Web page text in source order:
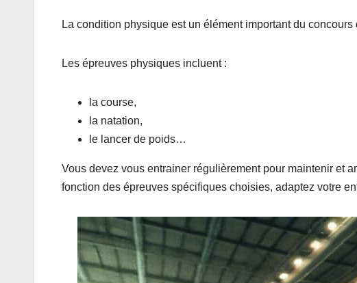
La condition physique est un élément important du
Les épreuves physiques incluent :
la course,
la natation,
le lancer de poids…
Vous devez vous entrainer régulièrement pour maintenir et
fonction des épreuves spécifiques choisies, adaptez votre